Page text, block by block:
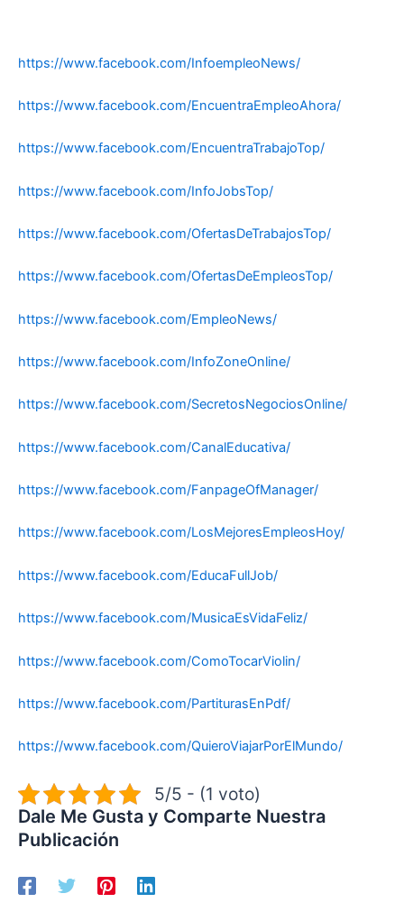
https://www.facebook.com/InfoempleoNews/
https://www.facebook.com/EncuentraEmpleoAhora/
https://www.facebook.com/EncuentraTrabajoTop/
https://www.facebook.com/InfoJobsTop/
https://www.facebook.com/OfertasDeTrabajosTop/
https://www.facebook.com/OfertasDeEmpleosTop/
https://www.facebook.com/EmpleoNews/
https://www.facebook.com/InfoZoneOnline/
https://www.facebook.com/SecretosNegociosOnline/
https://www.facebook.com/CanalEducativa/
https://www.facebook.com/FanpageOfManager/
https://www.facebook.com/LosMejoresEmpleosHoy/
https://www.facebook.com/EducaFullJob/
https://www.facebook.com/MusicaEsVidaFeliz/
https://www.facebook.com/ComoTocarViolin/
https://www.facebook.com/PartiturasEnPdf/
https://www.facebook.com/QuieroViajarPorElMundo/
5/5 - (1 voto)
Dale Me Gusta y Comparte Nuestra
Publicación